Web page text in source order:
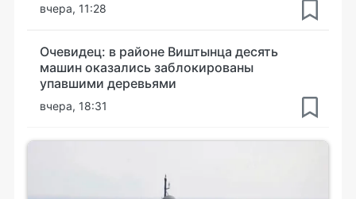
вчера, 11:28
Очевидец: в районе Виштынца десять
машин оказались заблокированы
упавшими деревьями
вчера, 18:31